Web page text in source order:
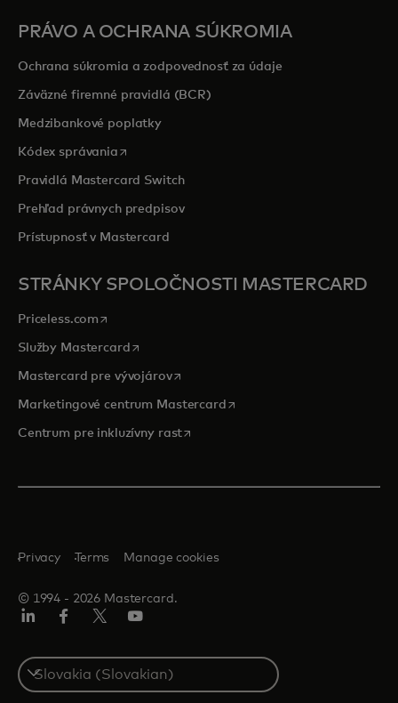
PRÁVO A OCHRANA SÚKROMIA
Ochrana súkromia a zodpovednosť za údaje
Záväzné firemné pravidlá (BCR)
Medzibankové poplatky
Kódex správaniaopens in a new tab
Pravidlá Mastercard Switch
Prehľad právnych predpisov
Prístupnosť v Mastercard
STRÁNKY SPOLOČNOSTI MASTERCARD
Priceless.com opens in a new tab
Služby Mastercardopens in a new tab
Mastercard pre vývojárovopens in a new tab
Marketingové centrum Mastercardopens in a new tab
Centrum pre inkluzívny rastopens in a new tab
© 1994 ‑ 2026 Mastercard.
Privacy Terms Manage cookies
Select
a
country